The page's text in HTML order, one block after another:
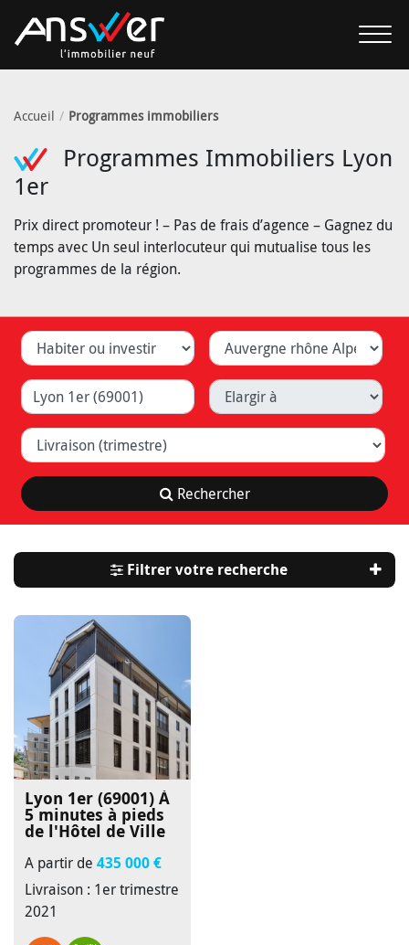
Accueil Programmes immobiliers
Programmes Immobiliers Lyon
1er
Prix direct promoteur ! – Pas de frais d’agence – Gagnez du
temps avec Un seul interlocuteur qui mutualise tous les
programmes de la région.
Habiter ou investir Département
Ville (Lyon, Caluire, ...) Elargir à
Livraison (trimestre)
Rechercher
Filtrer votre recherche
Lyon 1er (69001) À
5 minutes à pieds
de l'Hôtel de Ville
A partir de 435 000 €
Livraison : 1er trimestre
2021